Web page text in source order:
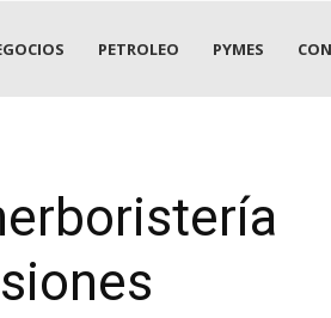
PETROLEO PYMES